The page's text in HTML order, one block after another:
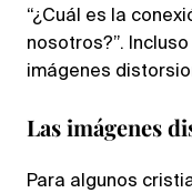
“¿Cuál es la
nosotros?”.
imágenes
Las imágenes
Para algunos